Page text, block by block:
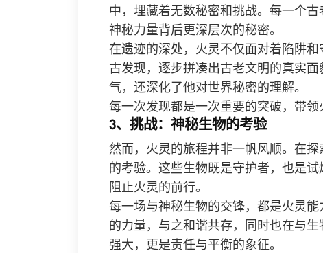
中，埋藏着无数秘密和挑战。每一个
神秘力量背后更深层次的秘密。
在遗迹的深处，火灵不仅面对着陷阱
古发现，逐步拼凑出古老文明的真实
气，还深化了他对世界秘密的理解。
每一次发现都是一次重要的突破，带领
3、挑战：神秘生物的考验
然而，火灵的旅程并非一帆风顺。在
的考验。这些生物既是守护者，也是
阻止火灵的前行。
每一场与神秘生物的交锋，都是火灵
的力量，与之和谐共存，同时也在与
强大，更是责任与平衡的象征。